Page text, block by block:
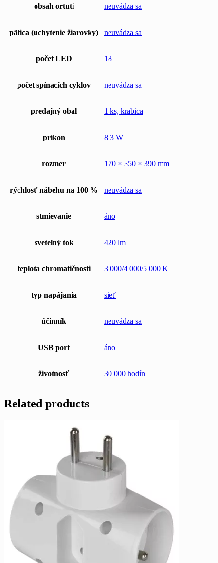
obsah ortuti neuvádza sa
pätica (uchytenie žiarovky) neuvádza sa
počet LED 18
počet spínacích cyklov neuvádza sa
predajný obal 1 ks, krabica
príkon 8,3 W
rozmer 170 × 350 × 390 mm
rýchlosť nábehu na 100 % neuvádza sa
stmievanie áno
svetelný tok 420 lm
teplota chromatičnosti 3 000/4 000/5 000 K
typ napájania sieť
účinník neuvádza sa
USB port áno
životnosť 30 000 hodín
Related products